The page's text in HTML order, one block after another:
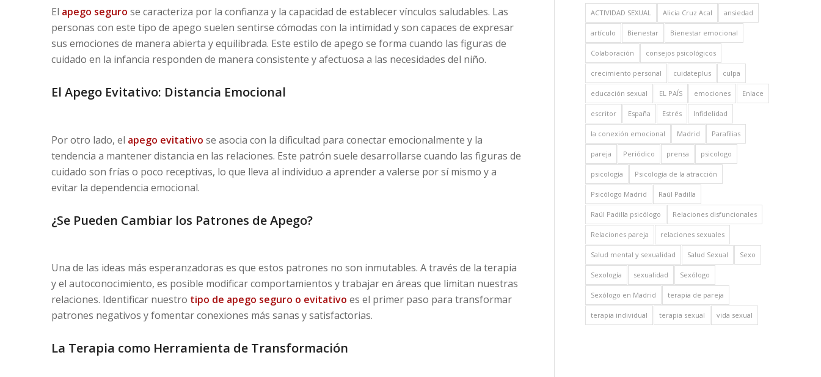
El apego seguro se caracteriza por la confianza y la capacidad de establecer vínculos saludables. Las
personas con este tipo de apego suelen sentirse cómodas con la intimidad y son capaces de expresar
sus emociones de manera abierta y equilibrada. Este estilo de apego se forma cuando las figuras de
cuidado en la infancia responden de manera consistente y afectuosa a las necesidades del niño.
El Apego Evitativo: Distancia Emocional
Por otro lado, el apego evitativo se asocia con la dificultad para conectar emocionalmente y la
tendencia a mantener distancia en las relaciones. Este patrón suele desarrollarse cuando las figuras de
cuidado son frías o poco receptivas, lo que lleva al individuo a aprender a valerse por sí mismo y a
evitar la dependencia emocional.
¿Se Pueden Cambiar los Patrones de Apego?
Una de las ideas más esperanzadoras es que estos patrones no son inmutables. A través de la terapia
y el autoconocimiento, es posible modificar comportamientos y trabajar en áreas que limitan nuestras
relaciones. Identificar nuestro tipo de apego seguro o evitativo es el primer paso para transformar
patrones negativos y fomentar conexiones más sanas y satisfactorias.
La Terapia como Herramienta de Transformación
ACTIVIDAD SEXUAL Alicia Cruz Acal ansiedad
artículo Bienestar Bienestar emocional
Colaboración consejos psicológicos
crecimiento personal cuidateplus culpa
educación sexual EL PAÍS emociones Enlace
escritor España Estrés Infidelidad
la conexión emocional Madrid Parafilias
pareja Periódico prensa psicologo
psicología Psicología de la atracción
Psicólogo Madrid Raúl Padilla
Raúl Padilla psicólogo Relaciones disfuncionales
Relaciones pareja relaciones sexuales
Salud mental y sexualidad Salud Sexual Sexo
Sexología sexualidad Sexólogo
Sexólogo en Madrid terapia de pareja
terapia individual terapia sexual vida sexual